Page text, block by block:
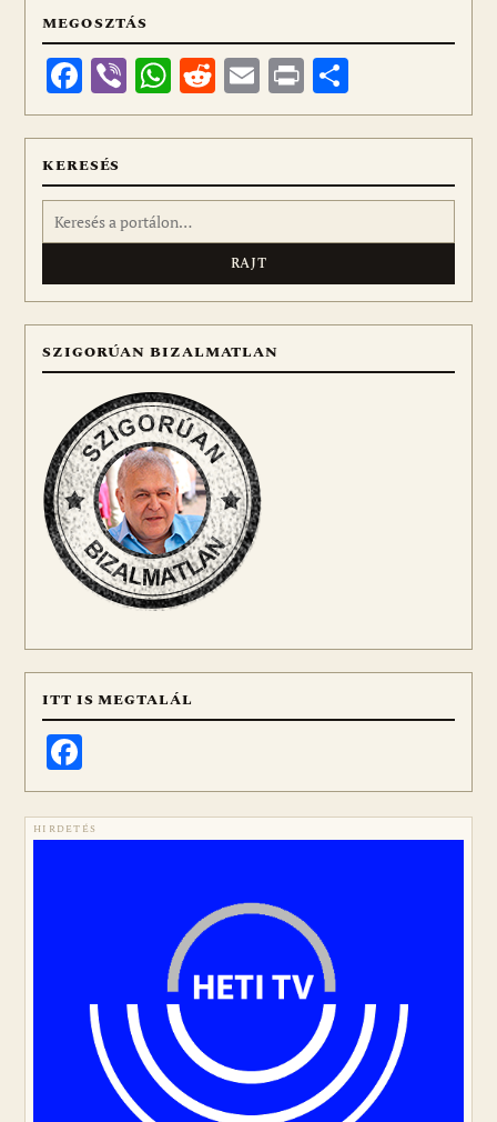
MEGOSZTÁS
Facebook
ViberWhatsApp
Reddit
Email
Print
meg
KERESÉS
Keresés:
SZIGORÚAN BIZALMATLAN
ITT IS MEGTALÁL
HIRDETÉS